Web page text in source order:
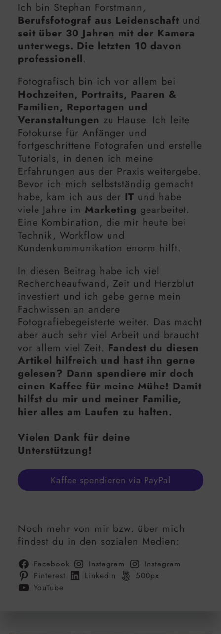
Ich bin Stephan Forstmann,
Berufsfotograf aus Leidenschaft und
seit über 30 Jahren mit der Kamera
unterwegs. Die letzten 10 davon
professionell.
Fotografisch bin ich vor allem bei
Hochzeiten, Portraits, Paaren &
Familien, Reportagen und
Veranstaltungen zu Hause. Ich leite
Fotokurse für Anfänger und
fortgeschrittene Fotografen und erstelle
Tutorials, in denen ich meine
Erfahrungen aus der Praxis weitergebe.
Bevor ich mich selbstständig gemacht
habe, kam ich aus der IT und habe
viele Jahre im Marketing gearbeitet.
Eine Kombination, die mir heute bei
Technik, Workflow und
Kundenkommunikation enorm hilft.
In diesen Beitrag habe ich viel
Rechercheaufwand, Zeit und Herzblut
investiert und ich gebe gerne mein
Fachwissen an andere
Fotografiebegeisterte weiter. Das macht
aber auch sehr viel Arbeit und braucht
vor allem viel Zeit. Fandest du diesen
Artikel hilfreich und hast ihn gerne
gelesen? Dann spendiere mir doch
einen Kaffee für meine Mühe! Damit
hilfst du mir und meiner Familie,
hier alles am Laufen zu halten.
Vielen Dank für deine
Unterstützung!
Kaffee spendieren via PayPal
Noch mehr von mir bzw. über mich
findest du in den sozialen Medien:
Facebook Instagram
Instagram
Pinterest
LinkedIn
500px
YouTube